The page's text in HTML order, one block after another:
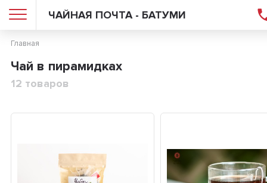
ЧАЙНАЯ ПОЧТА - БАТУМИ
Главная
Чай в пирамидках
12 товаров